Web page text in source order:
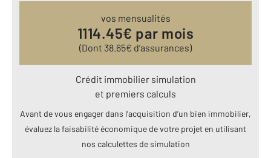
vos mensualités
1114.45€ par mois
(Dont 38.65€ d’assurances)
Crédit immobilier simulation
et premiers calculs
Avant de vous engager dans l’acquisition d’un bien immobilier,
évaluez la faisabilité économique de votre projet en utilisant
nos calculettes de simulation